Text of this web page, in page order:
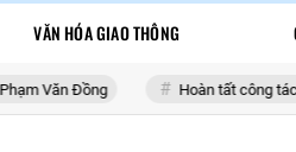
VĂN HÓA GIAO THÔNG
Hoàn tất công tác chuẩn bị,